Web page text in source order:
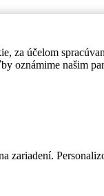
za účelom
oznámime našim